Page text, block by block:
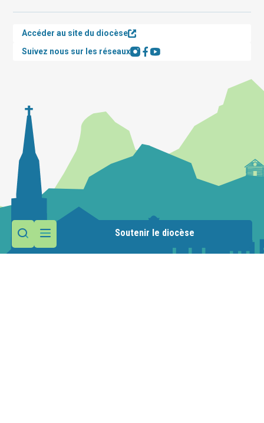
Soutenir le diocèse
Accéder au site du diocèse
Suivez nous sur les réseaux